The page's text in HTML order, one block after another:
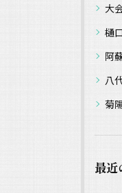
大
樋
阿
八
菊
最近